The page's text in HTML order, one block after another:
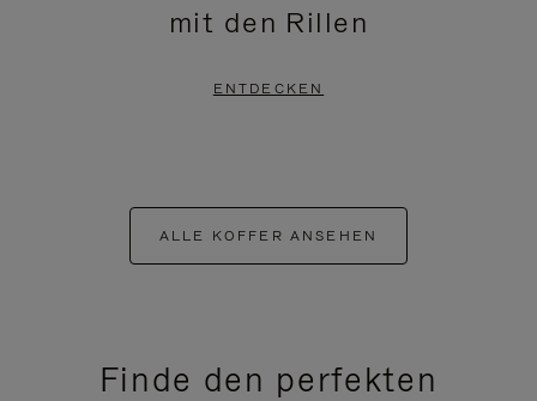
mit den Rillen
ENTDECKEN
ALLE KOFFER ANSEHEN
Finde den perfekten